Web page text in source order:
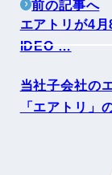
前の記事へ
エアトリが4
IDEO …
当社子会社の
「エアトリ」